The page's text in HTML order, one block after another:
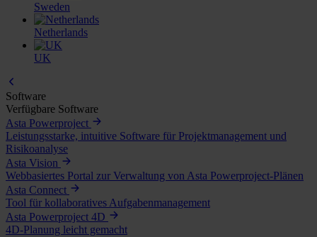
Sweden
Netherlands
UK
Software
Verfügbare Software
Asta Powerproject
Leistungsstarke, intuitive Software für Projektmanagement und
Risikoanalyse
Asta Vision
Webbasiertes Portal zur Verwaltung von Asta Powerproject-Plänen
Asta Connect
Tool für kollaboratives Aufgabenmanagement
Asta Powerproject 4D
4D-Planung leicht gemacht